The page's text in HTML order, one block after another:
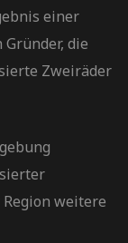
einer
die
Zweiräder
weitere